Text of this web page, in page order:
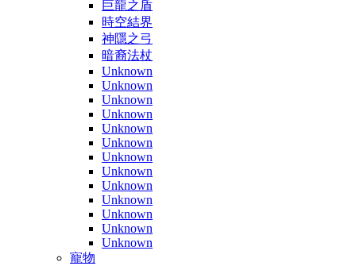
巨龍之盾
時空結界
神隱之弓
暗裔法杖
Unknown
Unknown
Unknown
Unknown
Unknown
Unknown
Unknown
Unknown
Unknown
Unknown
Unknown
Unknown
Unknown
寵物